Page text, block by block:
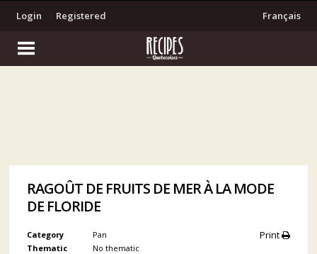
Registered
Login Français
RAGOÛT DE FRUITS DE MER À LA MODE
DE FLORIDE
Print
Category
Pan
Thematic
No thematic